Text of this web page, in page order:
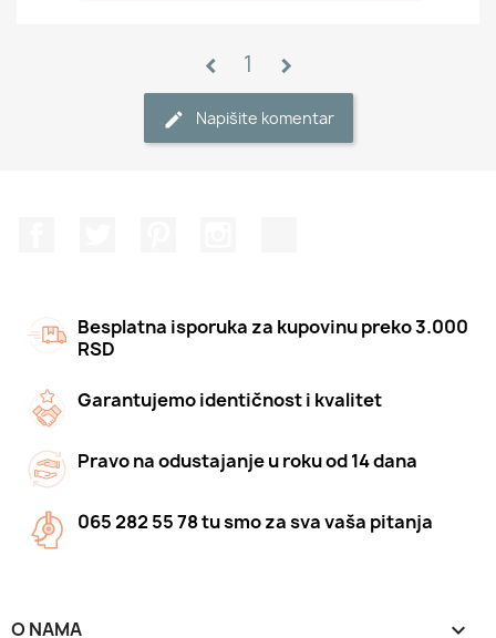
chevron_left 1 chevron_right
Napišite komentar
Besplatna isporuka za kupovinu preko 3.000
RSD
Garantujemo identičnost i kvalitet
Pravo na odustajanje u roku od 14 dana
065 282 55 78 tu smo za sva vaša pitanja
O NAMA 